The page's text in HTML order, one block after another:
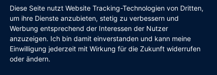
© 2026 Claus Sieber
Diese Seite nutzt Website Tracking-Technologien von Dritten,
um ihre Dienste anzubieten, stetig zu verbessern und
Werbung entsprechend der Interessen der Nutzer
anzuzeigen. Ich bin damit einverstanden und kann meine
Einwilligung jederzeit mit Wirkung für die Zukunft widerrufen
oder ändern.